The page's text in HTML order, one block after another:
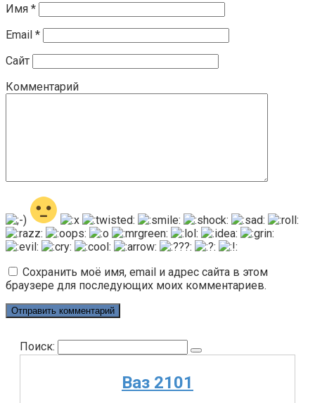
Имя *
Email *
Сайт
Комментарий
Сохранить моё имя, email и адрес сайта в этом
браузере для последующих моих комментариев.
Поиск:
Ваз 2101